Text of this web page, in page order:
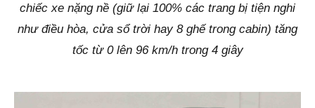
chiếc xe nặng nề (giữ lại 100% các trang bị tiện nghi
như điều hòa, cửa sổ trời hay 8 ghế trong cabin) tăng
tốc từ 0 lên 96 km/h trong 4 giây